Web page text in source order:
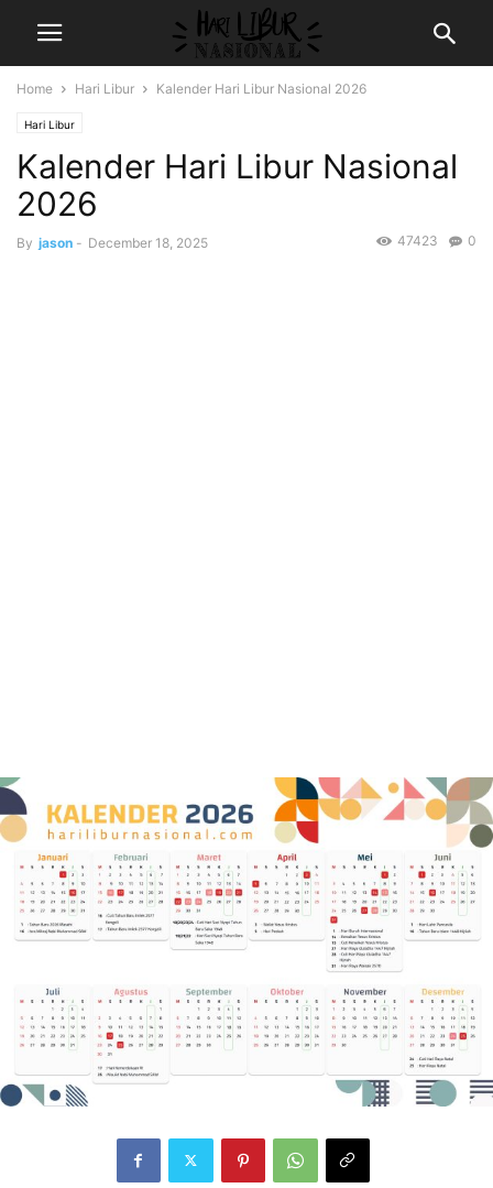
Home Hari Libur Kalender Hari Libur Nasional 2026
Hari Libur
Kalender Hari Libur Nasional
2026
By jason - December 18, 2025 0
47423